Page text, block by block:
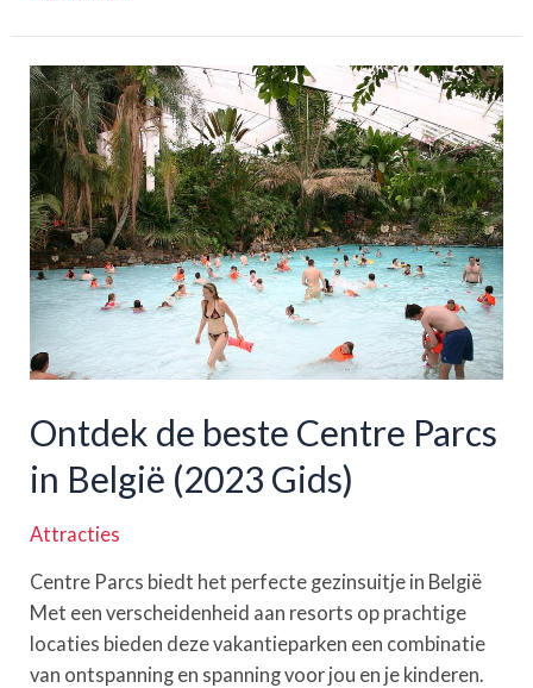
Een
uitgebreide
analyse
van
veiligheids-
en
reistips
Ontdek de beste Centre Parcs
in België (2023 Gids)
Attracties
Centre Parcs biedt het perfecte gezinsuitje in België
Met een verscheidenheid aan resorts op prachtige
locaties bieden deze vakantieparken een combinatie
van ontspanning en spanning voor jou en je kinderen.